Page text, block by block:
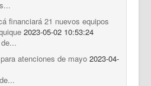
financiará 21 nuevos equipos
2023-05-02 10:53:24
atenciones de mayo 2023-04-